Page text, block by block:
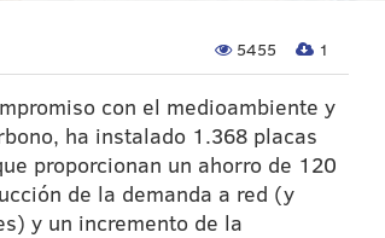
5455 1
con el medioambiente y
ha instalado 1.368 placas
proporcionan un ahorro de 120
de la demanda a red (y
y un incremento de la